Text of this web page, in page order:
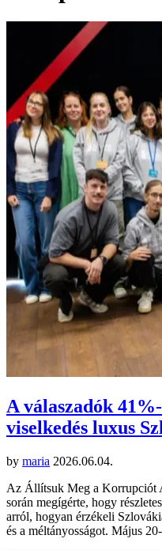
A válaszadók
viselkedés luxus
by maria 2026.06.04.
Az Állítsuk Meg a Korrupciót
során megígérte, hogy
arról, hogyan érzékeli
és a méltányosságot. Május